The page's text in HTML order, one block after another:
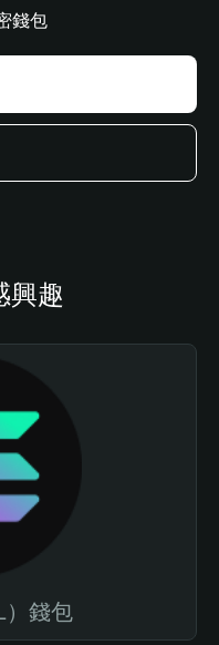
錢包
興趣
）錢包